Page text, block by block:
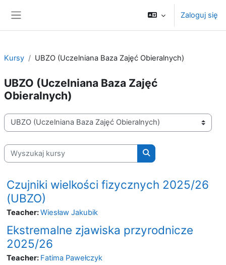
Zaloguj się
Kursy UBZO (Uczelniana Baza Zajęć Obieralnych)
UBZO (Uczelniana Baza Zajęć
Obieralnych)
Kategorie kursów
Wyszukaj kursy
Wyszukaj kursy
Czujniki wielkości fizycznych 2025/26
(UBZO)
Teacher:Wiesław Jakubik
Ekstremalne zjawiska przyrodnicze
2025/26
Teacher: Fatima Pawełczyk